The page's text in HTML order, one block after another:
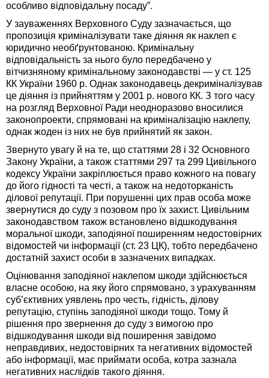
особливо відповідальну посаду”.
У зауваженнях Верховного Суду зазначається, що
пропозиція криміналізувати таке діяння як наклеп є
юридично необґрунтованою. Кримінальну
відповідальність за нього було передбачено у
вітчизняному кримінальному законодавстві — у ст. 125
КК України 1960 р. Однак законодавець декриміналізував
це діяння із прийняттям у 2001 р. нового КК. З того часу
на розгляд Верховної Ради неодноразово вносилися
законопроекти, спрямовані на криміналізацію наклепу,
однак жоден із них не був прийнятий як закон.
Звернуто увагу й на те, що статтями 28 і 32 Основного
Закону України, а також статтями 297 та 299 Цивільного
кодексу України закріплюється право кожного на повагу
до його гідності та честі, а також на недоторканість
ділової репутації. При порушенні цих прав особа може
звернутися до суду з позовом про їх захист. Цивільним
законодавством також встановлено відшкодування
моральної шкоди, заподіяної поширенням недостовірних
відомостей чи інформації (ст. 23 ЦК), тобто передбачено
достатній захист особи в зазначених випадках.
Оцінювання заподіяної наклепом шкоди здійснюється
власне особою, на яку його спрямовано, з урахуванням
суб’єктивних уявлень про честь, гідність, ділову
репутацію, ступінь заподіяної шкоди тощо. Тому й
рішення про звернення до суду з вимогою про
відшкодування шкоди від поширення завідомо
неправдивих, недостовірних та негативних відомостей
або інформації, має приймати особа, котра зазнала
негативних наслідків такого діяння.